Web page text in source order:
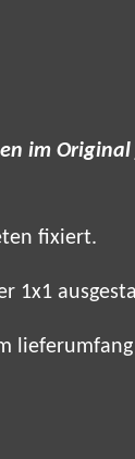
im
fixiert.
1x1